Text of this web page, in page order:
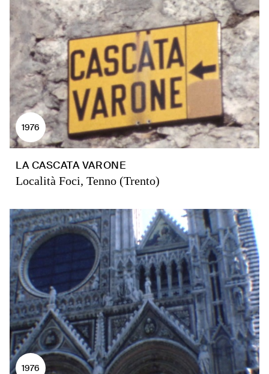
1976
LA CASCATA VARONE
Località Foci, Tenno (Trento)
1976